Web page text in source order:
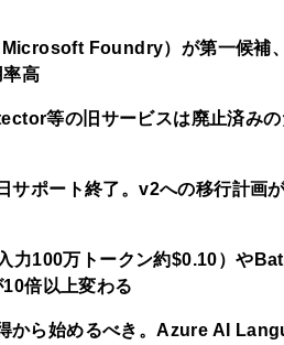
Foundry）が第一候補
率高
等の旧サービスは廃止済みの
ポート終了。v2への移行計画
力100万トークン約$0.10）や
倍以上変わる
から始めるべき。Azure AI